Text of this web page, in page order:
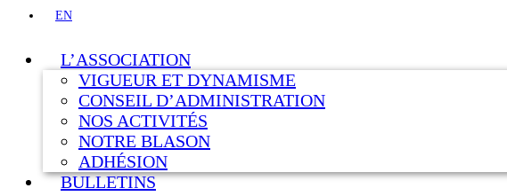
EN
L’ASSOCIATION
VIGUEUR ET DYNAMISME
CONSEIL D’ADMINISTRATION
NOS ACTIVITÉS
NOTRE BLASON
ADHÉSION
BULLETINS